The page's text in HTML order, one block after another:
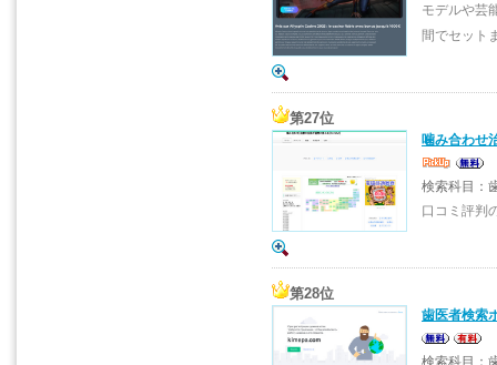
モデルや芸
間でセット
第27位
噛み合わせ
検索科目：
口コミ評判
第28位
歯医者検索
検索科目：